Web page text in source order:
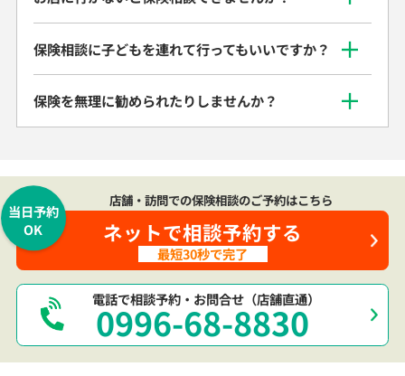
保険相談に子どもを連れて行ってもいいですか？
保険を無理に勧められたりしませんか？
電話で相談予約・お問合せ（店舗直通）
0996-68-8830
店舗・訪問での保険相談のご予約はこちら
当日予約
OK
ネットで相談予約する
最短30秒で完了